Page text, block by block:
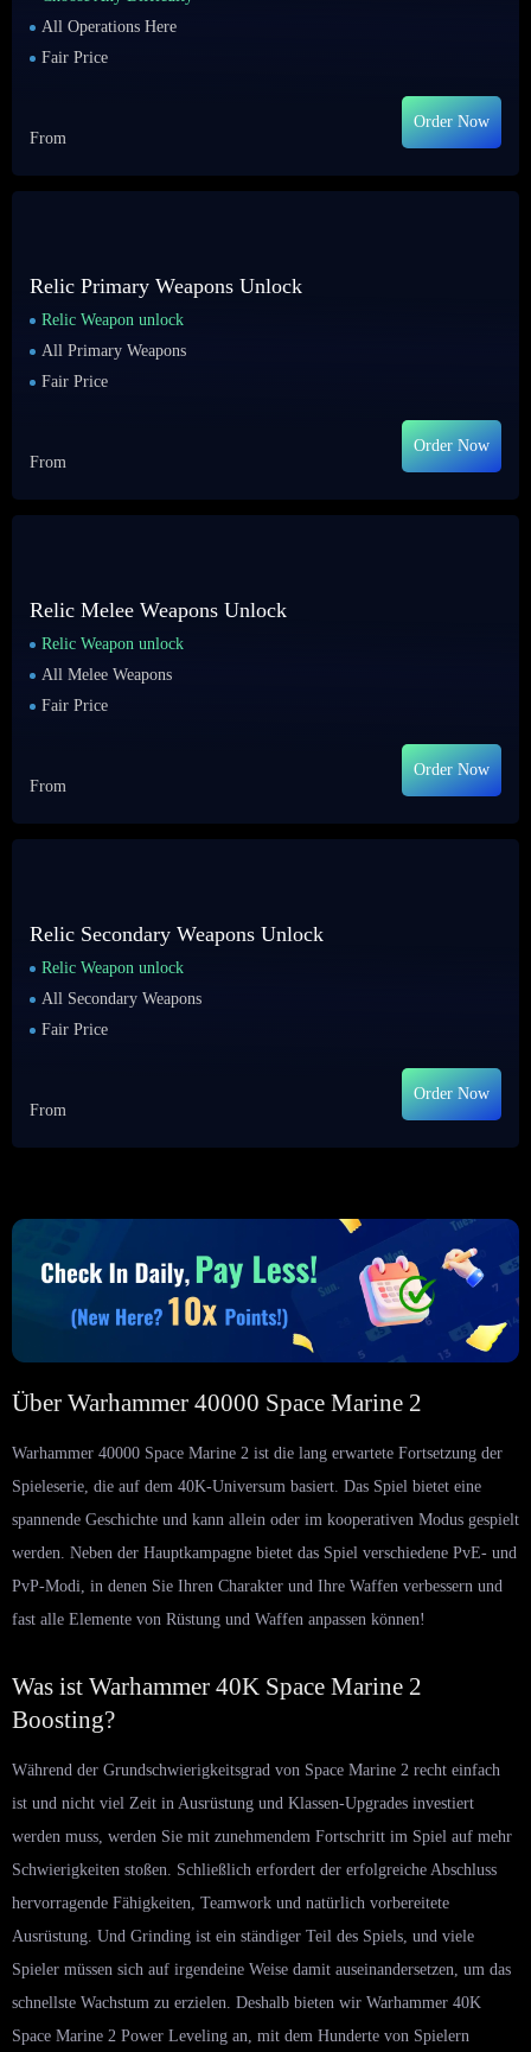
All Operations Here
Fair Price
From
Order Now
Relic Primary Weapons Unlock
Relic Weapon unlock
All Primary Weapons
Fair Price
From
Order Now
Relic Melee Weapons Unlock
Relic Weapon unlock
All Melee Weapons
Fair Price
From
Order Now
Relic Secondary Weapons Unlock
Relic Weapon unlock
All Secondary Weapons
Fair Price
From
Order Now
Über Warhammer 40000 Space Marine 2
Warhammer 40000 Space Marine 2 ist die lang erwartete Fortsetzung der
Spieleserie, die auf dem 40K-Universum basiert. Das Spiel bietet eine
spannende Geschichte und kann allein oder im kooperativen Modus gespielt
werden. Neben der Hauptkampagne bietet das Spiel verschiedene PvE- und
PvP-Modi, in denen Sie Ihren Charakter und Ihre Waffen verbessern und
fast alle Elemente von Rüstung und Waffen anpassen können!
Was ist Warhammer 40K Space Marine 2
Boosting?
Während der Grundschwierigkeitsgrad von Space Marine 2 recht einfach
ist und nicht viel Zeit in Ausrüstung und Klassen-Upgrades investiert
werden muss, werden Sie mit zunehmendem Fortschritt im Spiel auf mehr
Schwierigkeiten stoßen. Schließlich erfordert der erfolgreiche Abschluss
hervorragende Fähigkeiten, Teamwork und natürlich vorbereitete
Ausrüstung. Und Grinding ist ein ständiger Teil des Spiels, und viele
Spieler müssen sich auf irgendeine Weise damit auseinandersetzen, um das
schnellste Wachstum zu erzielen. Deshalb bieten wir Warhammer 40K
Space Marine 2 Power Leveling an, mit dem Hunderte von Spielern